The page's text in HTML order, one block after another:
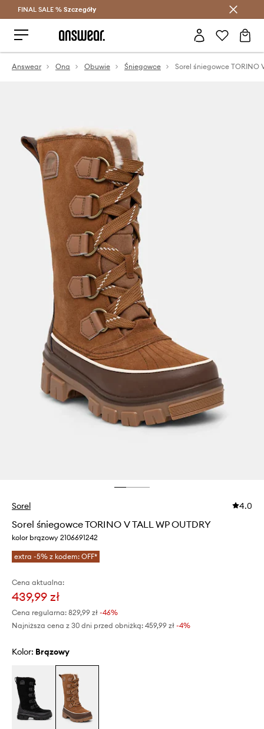
Oszczędzaj z Answear Club >
FINAL SALE % Szczegóły
Answear Ona Obuwie Śniegowce
Sorel 4.0
Sorel śniegowce TORINO V TALL WP OUTDRY
kolor brązowy 2106691242
extra -5% z kodem: OFF*
Cena aktualna:
439,99 zł
Cena regularna: 829,99 zł -46%
Najniższa cena z 30 dni przed obniżką: 459,99 zł -4%
Kolor: brązowy